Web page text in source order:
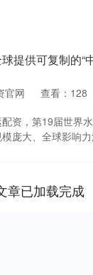
提供可复制的“
官网 查看： 128
资，第19届世界
庞大、全球影响
章已加载完成